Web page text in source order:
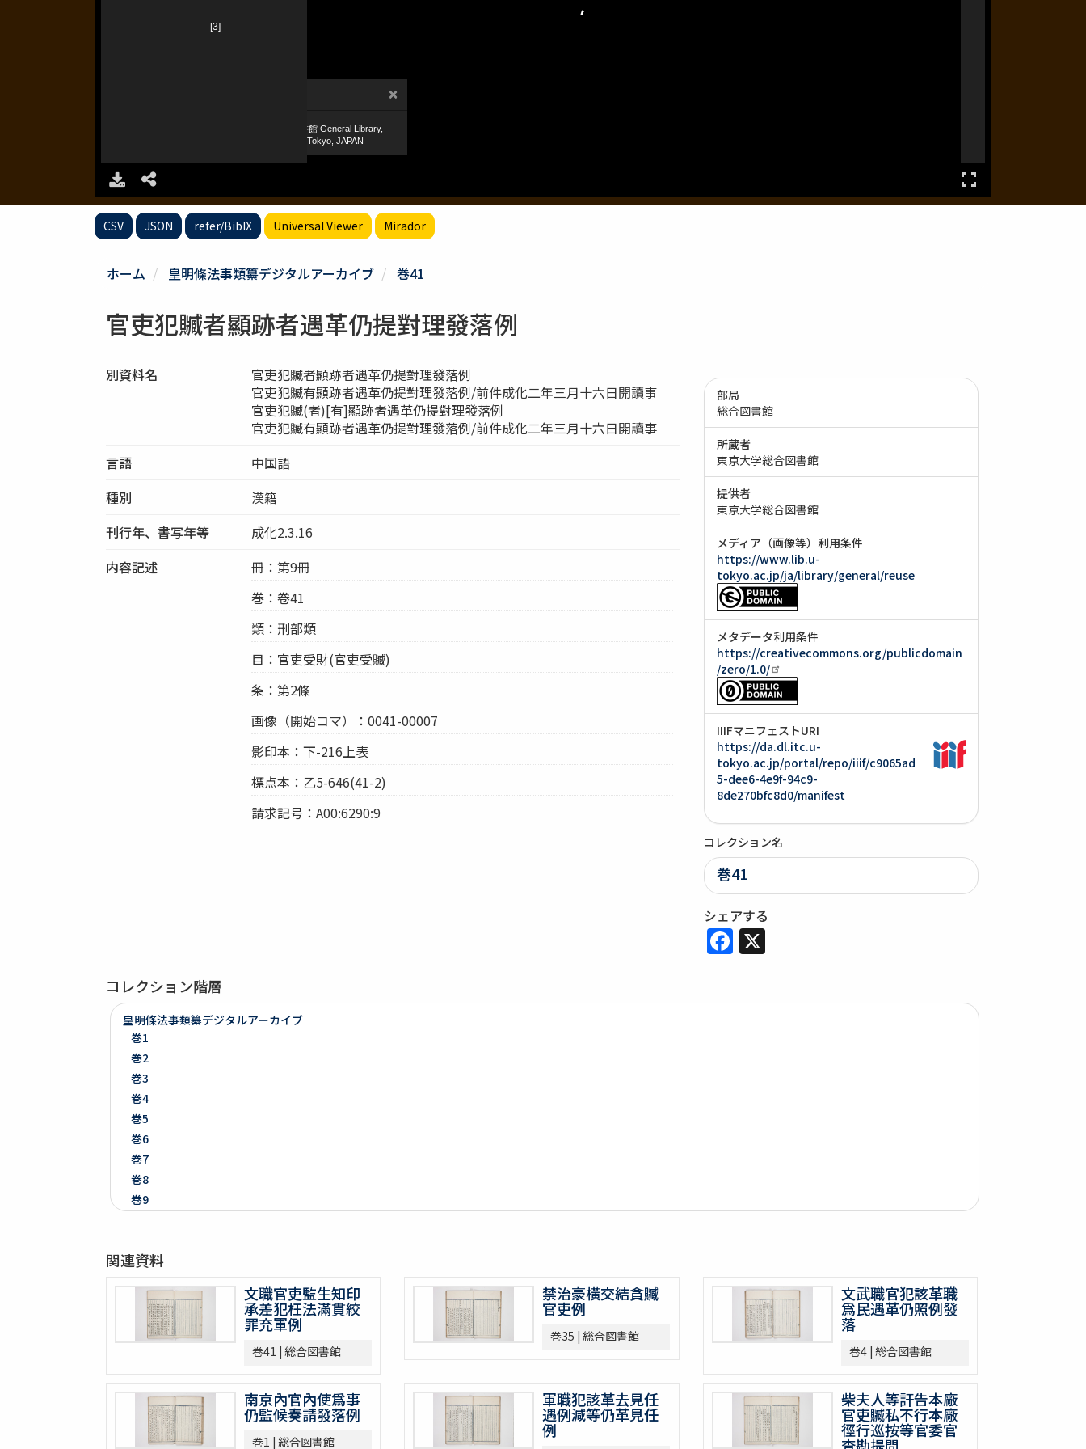
CSV JSON refer/BibIX Universal Viewer Mirador
ホーム 皇明條法事類纂デジタルアーカイブ 巻41
官吏犯贓者顯跡者遇革仍提對理發落例
別資料名
官吏犯贓者顯跡者遇革仍提對理發落例
官吏犯贓有顯跡者遇革仍提對理發落例/前件成化二年三月十六日開讀事
官吏犯贓(者)[有]顯跡者遇革仍提對理發落例
官吏犯贓有顯跡者遇革仍提對理發落例/前件成化二年三月十六日開讀事
言語
中国語
種別
漢籍
刊行年、書写年等
成化2.3.16
内容記述
冊：第9冊
巻：卷41
類：刑部類
目：官吏受財(官吏受贓)
条：第2條
画像（開始コマ）：0041-00007
影印本：下-216上表
標点本：乙5-646(41-2)
請求記号：A00:6290:9
部局
総合図書館
所蔵者
東京大学総合図書館
提供者
東京大学総合図書館
メディア（画像等）利用条件
https://www.lib.u-
tokyo.ac.jp/ja/library/general/reuse
メタデータ利用条件
https://creativecommons.org/publicdomain
/zero/1.0/
IIIFマニフェストURI
https://da.dl.itc.u-
tokyo.ac.jp/portal/repo/iiif/c9065ad
5-dee6-4e9f-94c9-
8de270bfc8d0/manifest
コレクション名
巻41
シェアする
Facebook
X
コレクション階層
皇明條法事類纂デジタルアーカイブ
巻1
巻2
巻3
巻4
巻5
巻6
巻7
巻8
巻9
巻12
巻13
巻14
巻15
巻16
巻18
巻19
巻20
巻21
関連資料
文職官吏監生知印
承差犯枉法滿貫絞
罪充軍例
巻41 | 総合図書館
禁治豪橫交結貪贓
官吏例
巻35 | 総合図書館
文武職官犯該革職
爲民遇革仍照例發
落
巻4 | 総合図書館
南京內官內使爲事
仍監候奏請發落例
巻1 | 総合図書館
軍職犯該革去見任
遇例減等仍革見任
例
柴夫人等訐告本廠
官吏贓私不行本廠
徑行巡按等官委官